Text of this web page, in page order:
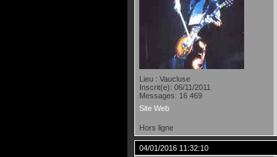
Lieu : Vaucluse
Inscrit(e): 06/11/2011
Messages: 16 469
Site Web
Hors ligne
04/01/2016 11:32:10